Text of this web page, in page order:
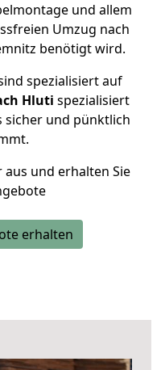
und allem
Umzug nach
benötigt wird.
spezialisiert auf
Hluti spezialisiert
sicher und pünktlich
aus und erhalten Sie
erhalten